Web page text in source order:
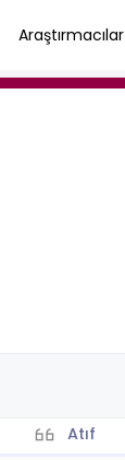
Araştırmacılar
Atıf